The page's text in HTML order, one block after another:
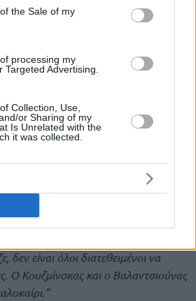
the Sale of my
processing my
Targeted Advertising.
Collection, Use,
or Sharing of my
Is Unrelated with the
it was collected.
από τις πρώτες ομάδες που
Θυσιάσαμε δυο εβδομάδες από τις
δεν είναι όλοι διατεθειμένοι να
Ο Κουζμίνσκας και ο Βαλαντσιούνας